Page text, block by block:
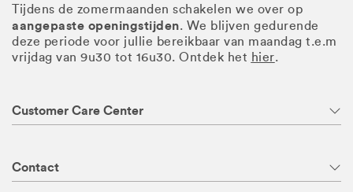
Tijdens de zomermaanden schakelen we over op
aangepaste openingstijden. We blijven gedurende
deze periode voor jullie bereikbaar van maandag t.e.m
vrijdag van 9u30 tot 16u30. Ontdek het hier.
Customer Care Center
Contact